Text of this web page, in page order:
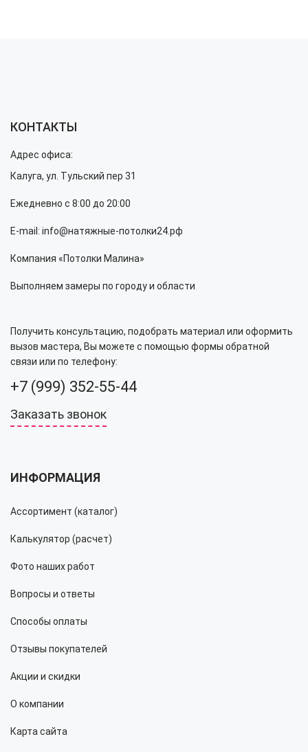
КОНТАКТЫ
Адрес офиса:
Калуга, ул. Тульский пер 31
Ежедневно с 8:00 до 20:00
E-mail: info@натяжные-потолки24.рф
Компания «Потолки Малина»
Выполняем замеры по городу и области
Получить консультацию, подобрать материал или оформить
вызов мастера, Вы можете с помощью формы обратной
связи или по телефону:
+7 (999) 352-55-44
Заказать звонок
ИНФОРМАЦИЯ
Ассортимент (каталог)
Калькулятор (расчет)
Фото наших работ
Вопросы и ответы
Способы оплаты
Отзывы покупателей
Акции и скидки
О компании
Карта сайта